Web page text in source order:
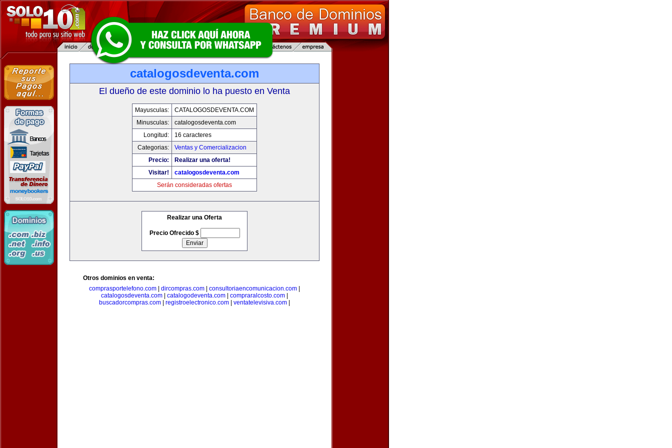
catalogosdeventa.com
El dueño de este dominio lo ha puesto en Venta
Mayusculas:
CATALOGOSDEVENTA.COM
Minusculas:
catalogosdeventa.com
Longitud:
16 caracteres
Categorias:
Ventas y Comercializacion
Precio:
Realizar una oferta!
Visitar!
catalogosdeventa.com
Serán consideradas ofertas
Realizar una Oferta
Precio Ofrecido $
Otros dominios en venta:
comprasportelefono.com
dircompras.com consultoriaencomunicacion.com
catalogosdeventa.com
catalogodeventa.com compraralcosto.com
buscadorcompras.com
registroelectronico.com ventatelevisiva.com